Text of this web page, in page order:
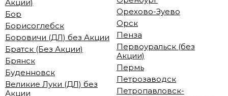
Акции)
Бор
Борисоглебск
Боровичи (ДЛ) без Акции
Братск (Без Акции)
Брянск
Буденновск
Великие Луки (ДЛ) без
Акции
Орехово-Зуево
Орск
Пенза
Первоуральск (без
Акции)
Пермь
Петрозаводск
Петропавловск-